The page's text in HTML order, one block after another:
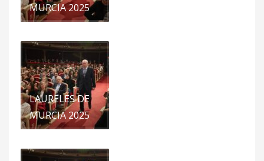
MURCIA 2025
LAURELES DE
MURCIA 2025